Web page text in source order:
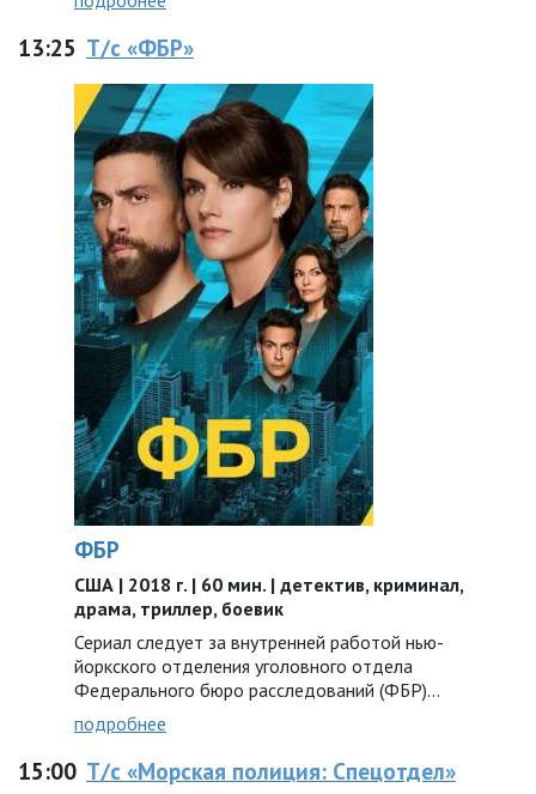
13:25 Т/с «ФБР»
ФБР
США | 2018 г. | 60 мин. | детектив, криминал,
драма, триллер, боевик
Сериал следует за внутренней работой нью-
йоркского отделения уголовного отдела
Федерального бюро расследований (ФБР)...
подробнее
15:00 Т/с «Морская полиция: Спецотдел»